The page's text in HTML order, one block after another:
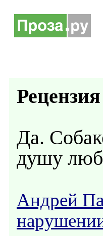
Да.
душу
Андрей